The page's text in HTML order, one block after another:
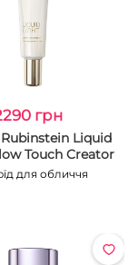
грн
Liquid
Touch Creator
для обличчя